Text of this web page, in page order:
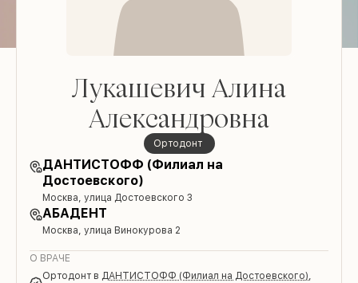
Лукашевич Алина
Александровна
Ортодонт
ДАНТИСТОФФ (Филиал на
Достоевского)
Москва, улица Достоевского 3
АБАДЕНТ
Москва, улица Винокурова 2
О ВРАЧЕ
Ортодонт в ДАНТИСТОФФ (Филиал на Достоевского),